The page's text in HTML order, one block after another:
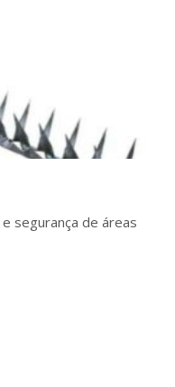
segurança de áreas